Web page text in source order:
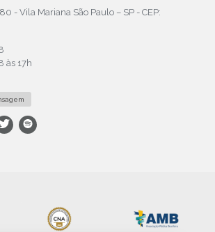
- Vila Mariana São Paulo – SP - CEP:
às 17h